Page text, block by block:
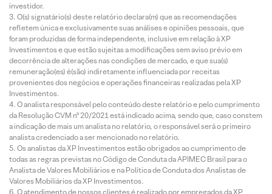
investidor.
O(s) signatário(s) deste relatório declara(m) que as recomendações
refletem única e exclusivamente suas análises e opiniões pessoais, que
foram produzidas de forma independente, inclusive em relação à XP
Investimentos e que estão sujeitas a modificações sem aviso prévio em
decorrência de alterações nas condições de mercado, e que sua(s)
remuneração(es) é(são) indiretamente influenciada por receitas
provenientes dos negócios e operações financeiras realizadas pela XP
Investimentos.
O analista responsável pelo conteúdo deste relatório e pelo cumprimento
da Resolução CVM nº 20/2021 está indicado acima, sendo que, caso constem
a indicação de mais um analista no relatório, o responsável será o primeiro
analista credenciado a ser mencionado no relatório.
Os analistas da XP Investimentos estão obrigados ao cumprimento de
todas as regras previstas no Código de Conduta da APIMEC Brasil para o
Analista de Valores Mobiliários e na Política de Conduta dos Analistas de
Valores Mobiliários da XP Investimentos.
O atendimento de nossos clientes é realizado por empregados da XP